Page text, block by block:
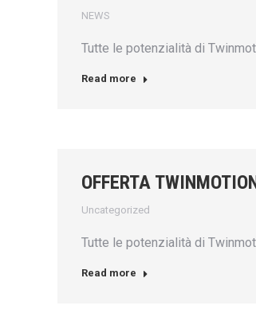
NEWS
Tutte le potenzialità di
Read more
OFFERTA
Uncategorized
Tutte le potenzialità di
Read more